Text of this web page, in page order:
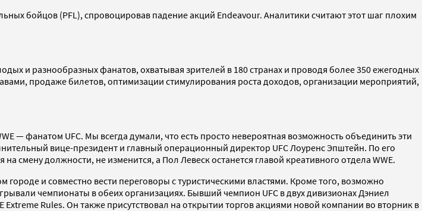
бойцов (PFL), спровоцировав падение акций Endeavour. Аналитики считают этот шаг плохим
и разнообразных фанатов, охватывая зрителей в 180 странах и проводя более 350 ежегодных
продаже билетов, оптимизации стимулирования роста доходов, организации мероприятий,
— фанатом UFC. Мы всегда думали, что есть просто невероятная возможность объединить эти
вице-президент и главный операционный директор UFC Лоуренс Эпштейн. По его
смену должности, не изменится, а Пол Левеск останется главой креативного отдела WWE.
и совместно вести переговоры с туристическими властями. Кроме того, возможно
чемпионаты в обеих организациях. Бывший чемпион UFC в двух дивизионах Дэниел
Rules. Он также присутствовал на открытии торгов акциями новой компании во вторник в